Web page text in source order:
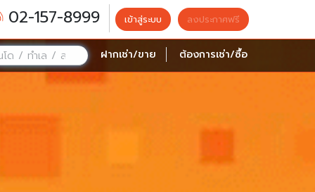
02-157-8999 เข้าสู่ระบบ ลงประกาศฟรี
ฝากเช่า/ขาย ต้องการเช่า/ซื้อ